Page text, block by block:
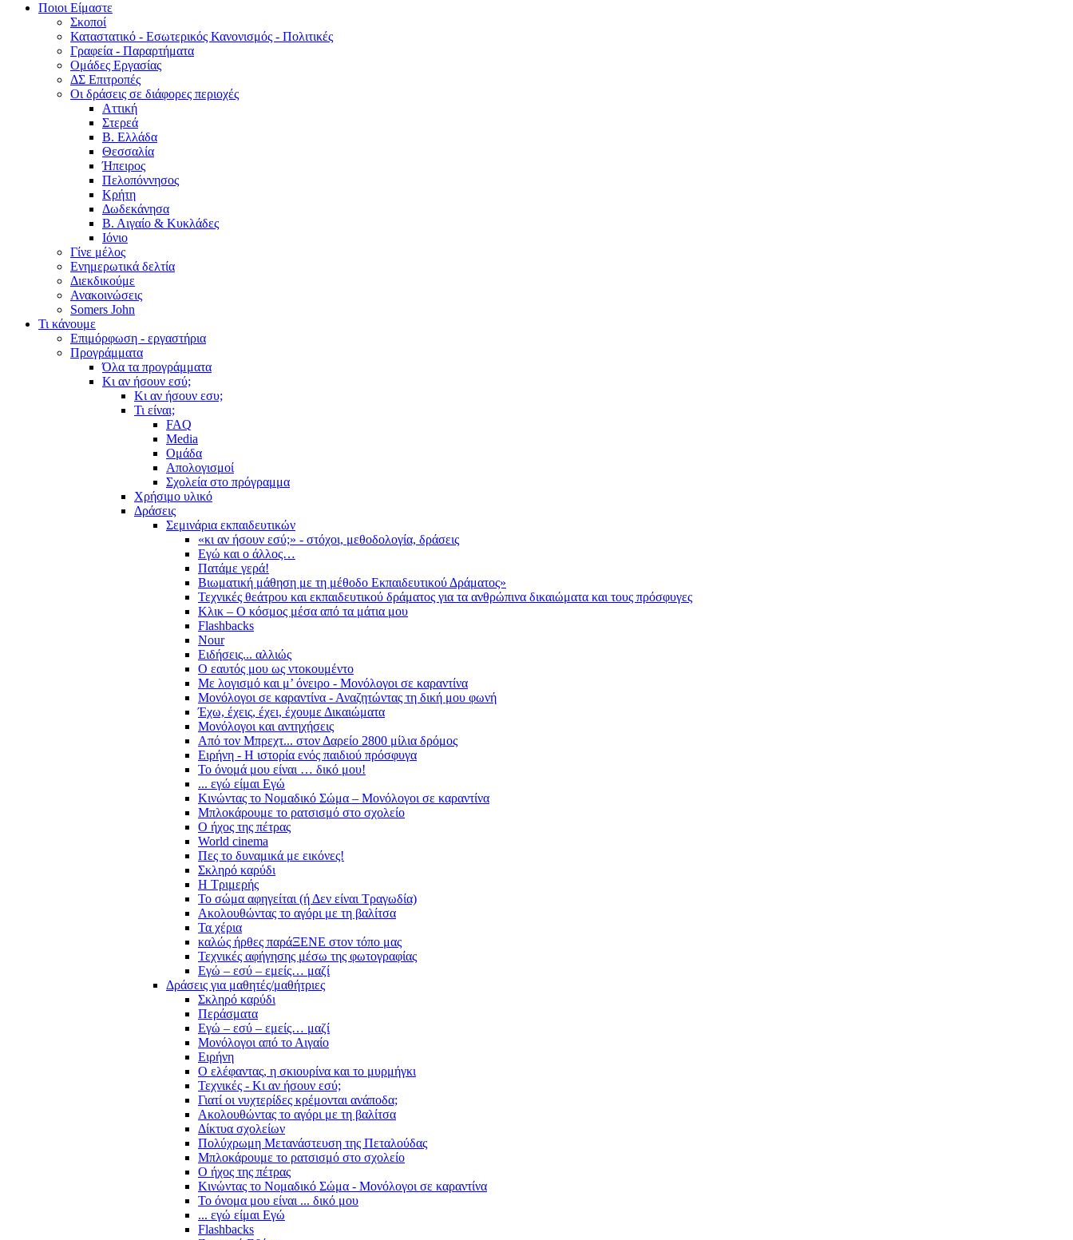
Ποιοι Είμαστε
Σκοποί
Καταστατικό - Εσωτερικός Κανονισμός - Πολιτικές
Γραφεία - Παραρτήματα
Ομάδες Εργασίας
ΔΣ Επιτροπές
Οι δράσεις σε διάφορες περιοχές
Αττική
Στερεά
Β. Ελλάδα
Θεσσαλία
Ήπειρος
Πελοπόννησος
Κρήτη
Δωδεκάνησα
Β. Αιγαίο & Κυκλάδες
Ιόνιο
Γίνε μέλος
Ενημερωτικά δελτία
Διεκδικούμε
Ανακοινώσεις
Somers John
Τι κάνουμε
Επιμόρφωση - εργαστήρια
Προγράμματα
Όλα τα προγράμματα
Κι αν ήσουν εσύ;
Κι αν ήσουν εσυ;
Τι είναι;
FAQ
Media
Ομάδα
Απολογισμοί
Σχολεία στο πρόγραμμα
Χρήσιμο υλικό
Δράσεις
Σεμινάρια εκπαιδευτικών
«κι αν ήσουν εσύ;» - στόχοι, μεθοδολογία, δράσεις
Εγώ και ο άλλος…
Πατάμε γερά!
Βιωματική μάθηση με τη μέθοδο Εκπαιδευτικού Δράματος»
Τεχνικές θεάτρου και εκπαιδευτικού δράματος για τα ανθρώπινα δικαιώματα και τους πρόσφυγες
Κλικ – Ο κόσμος μέσα από τα μάτια μου
Flashbacks
Nour
Ειδήσεις... αλλιώς
Ο εαυτός μου ως ντοκουμέντο
Με λογισμό και μ’ όνειρο - Μονόλογοι σε καραντίνα
Μονόλογοι σε καραντίνα - Αναζητώντας τη δική μου φωνή
Έχω, έχεις, έχει, έχουμε Δικαιώματα
Μονόλογοι και αντηχήσεις
Από τον Μπρεχτ... στον Δαρείο 2800 μίλια δρόμος
Ειρήνη - Η ιστορία ενός παιδιού πρόσφυγα
Το όνομά μου είναι … δικό μου!
... εγώ είμαι Εγώ
Κινώντας το Νομαδικό Σώμα – Μονόλογοι σε καραντίνα
Μπλοκάρουμε το ρατσισμό στο σχολείο
Ο ήχος της πέτρας
World cinema
Πες το δυναμικά με εικόνες!
Σκληρό καρύδι
Η Τριμερής
Το σώμα αφηγείται (ή Δεν είναι Τραγωδία)
Ακολουθώντας το αγόρι με τη βαλίτσα
Τα χέρια
καλώς ήρθες παράΞΕΝΕ στον τόπο μας
Τεχνικές αφήγησης μέσω της φωτογραφίας
Εγώ – εσύ – εμείς… μαζί
Δράσεις για μαθητές/μαθήτριες
Σκληρό καρύδι
Περάσματα
Εγώ – εσύ – εμείς… μαζί
Μονόλογοι από το Αιγαίο
Ειρήνη
Ο ελέφαντας, η σκιουρίνα και το μυρμήγκι
Τεχνικές - Κι αν ήσουν εσύ;
Γιατί οι νυχτερίδες κρέμονται ανάποδα;
Ακολουθώντας το αγόρι με τη βαλίτσα
Δίκτυα σχολείων
Πολύχρωμη Μετανάστευση της Πεταλούδας
Μπλοκάρουμε το ρατσισμό στο σχολείο
Ο ήχος της πέτρας
Κινώντας το Νομαδικό Σώμα - Μονόλογοι σε καραντίνα
Το όνομα μου είναι ... δικό μου
... εγώ είμαι Εγώ
Flashbacks